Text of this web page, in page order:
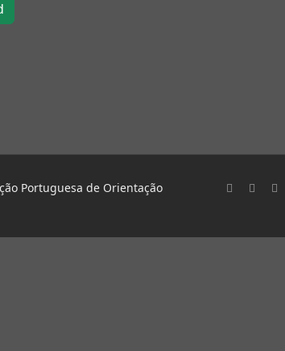
Portuguesa de Orientação